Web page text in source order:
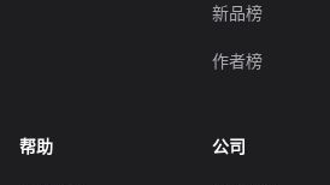
新品榜
作者榜
帮助 公司